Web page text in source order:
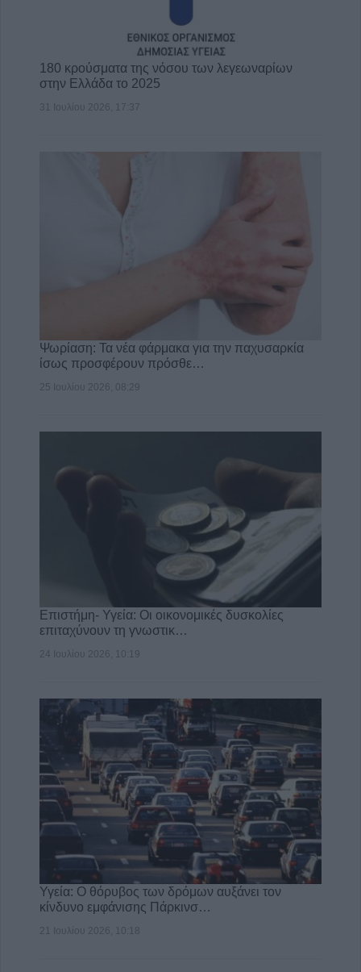
180 κρούσματα της νόσου των λεγεωναρίων
στην Ελλάδα το 2025
31 Ιουλίου 2026, 17:37
Ψωρίαση: Τα νέα φάρμακα για την παχυσαρκία
ίσως προσφέρουν πρόσθε…
25 Ιουλίου 2026, 08:29
Επιστήμη- Υγεία: Οι οικονομικές δυσκολίες
επιταχύνουν τη γνωστικ…
24 Ιουλίου 2026, 10:19
Υγεία: Ο θόρυβος των δρόμων αυξάνει τον
κίνδυνο εμφάνισης Πάρκινσ…
21 Ιουλίου 2026, 10:18